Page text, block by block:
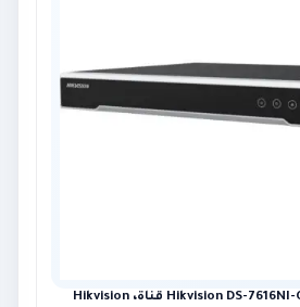
مسجل شبكي Hikvision DS-7616NI-Q2 — 16 قناة، Hikvision